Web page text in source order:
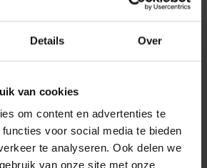
Details Over
van cookies
om content en advertenties te
voor social media te bieden
te analyseren. Ook delen we
van onze site met onze
incl. BTW
4mm x Ø17mm
Artikelnummer:CPR501
Merknaam:Baltrotors